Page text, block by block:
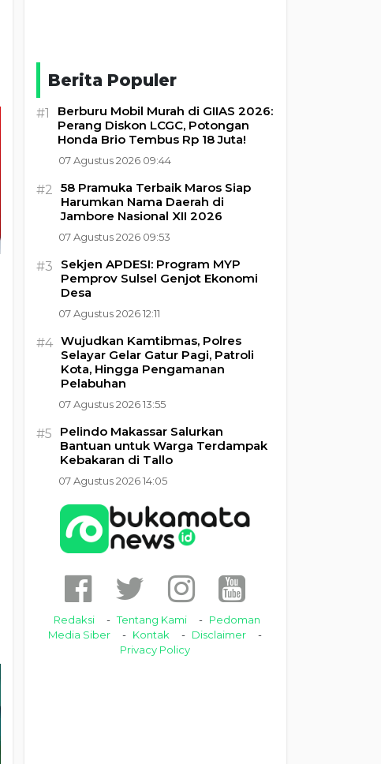
Berita Populer
#1
Berburu Mobil Murah di GIIAS 2026:
Perang Diskon LCGC, Potongan
Honda Brio Tembus Rp 18 Juta!
07 Agustus 2026 09:44
#2 58 Pramuka Terbaik Maros Siap
Harumkan Nama Daerah di
Jambore Nasional XII 2026
07 Agustus 2026 09:53
#3
Sekjen APDESI: Program MYP
Pemprov Sulsel Genjot Ekonomi
Desa
07 Agustus 2026 12:11
#4 Wujudkan Kamtibmas, Polres
Selayar Gelar Gatur Pagi, Patroli
Kota, Hingga Pengamanan
Pelabuhan
07 Agustus 2026 13:55
#5
Pelindo Makassar Salurkan
Bantuan untuk Warga Terdampak
Kebakaran di Tallo
07 Agustus 2026 14:05
Redaksi Tentang Kami
Pedoman
Media Siber
Kontak
Disclaimer
Privacy Policy